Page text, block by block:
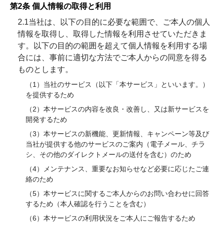
第2条 個人情報の取得と利用
2.1当社は、以下の目的に必要な範囲で、ご本人の個⼈
情報を取得し、取得した情報を利用させていただきま
す。以下の⽬的の範囲を超えて個⼈情報を利⽤する場
合には、事前に適切な⽅法でご本人からの同意を得る
ものとします。
（1）当社のサービス（以下「本サービス」といいます。）
を提供するため
（2）本サービスの内容を改良・改善し、又は新サービスを
開発するため
（3）本サービスの新機能、更新情報、キャンペーン等及び
当社が提供する他のサービスのご案内（電子メール、チラ
シ、その他のダイレクトメールの送付を含む）のため
（4）メンテナンス、重要なお知らせなど必要に応じたご連
絡のため
（5）本サービスに関するご本人からのお問い合わせに回答
するため（本人確認を行うことを含む）
（6）本サービスの利用状況をご本人にご報告するため